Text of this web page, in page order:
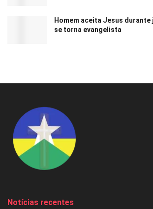
Homem aceita Jesus
se torna evangelista
Notícias recentes